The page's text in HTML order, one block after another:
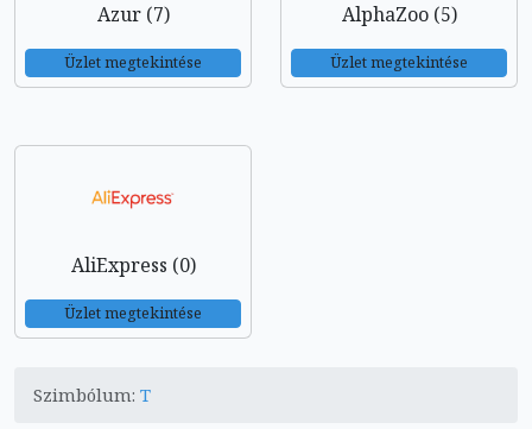
Azur (7)
Üzlet megtekintése
AlphaZoo (5)
Üzlet megtekintése
AliExpress (0)
Üzlet megtekintése
Szimbólum: T